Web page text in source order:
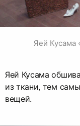
Яей Кусама
Яей Кусама
из ткани, тем
вещей.